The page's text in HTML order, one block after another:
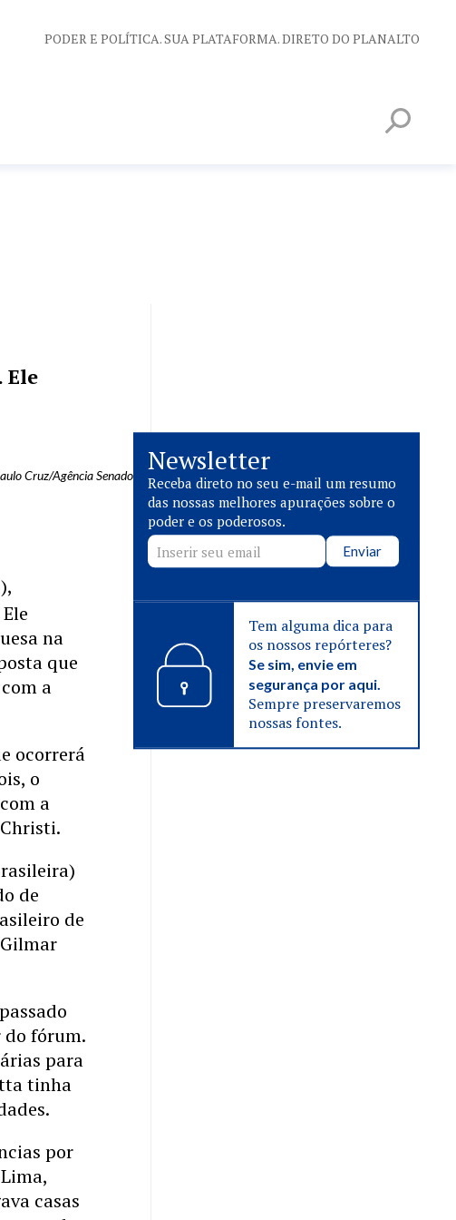
PODER E POLÍTICA. SUA PLATAFORMA. DIRETO DO PLANALTO
Ele
Cruz/Agência Senado
na
que
a
ocorrerá
o
a
de
de
do fórum.
para
tinha
por
casas
Newsletter
Receba direto no seu e-mail um resumo
das nossas melhores apurações sobre o
poder e os poderosos.
Enviar
Tem alguma dica para
os nossos repórteres?
Se sim, envie em
segurança por aqui.
Sempre preservaremos
nossas fontes.